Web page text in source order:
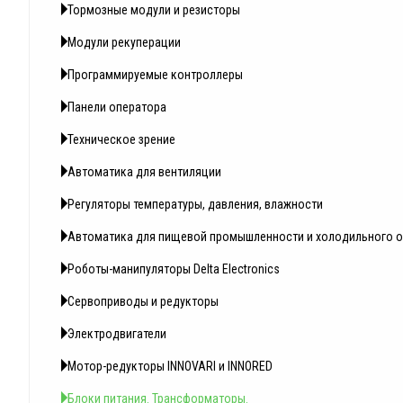
Тормозные модули и резисторы
Модули рекуперации
Программируемые контроллеры
Панели оператора
Техническое зрение
Автоматика для вентиляции
Регуляторы температуры, давления, влажности
Автоматика для пищевой промышленности и холодильного
Роботы-манипуляторы Delta Electronics
Сервоприводы и редукторы
Электродвигатели
Мотор-редукторы INNOVARI и INNORED
Блоки питания. Трансформаторы.